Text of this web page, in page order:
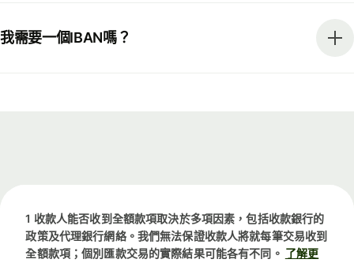
我需要一個IBAN嗎？
1 收款人能否收到全額款項取決於多項因素，包括收款銀行的
政策及代理銀行網絡。我們無法保證收款人將就每筆交易收到
全額款項；個別匯款交易的實際結果可能各有不同。 了解更